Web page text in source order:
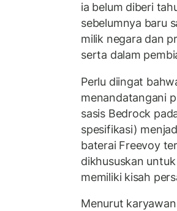
ia belum diberi
sebelumnya baru
milik negara dan
serta dalam
Perlu diingat
menandatangani
sasis Bedrock
spesifikasi)
baterai Freevoy
dikhususkan
memiliki kisah
Menurut